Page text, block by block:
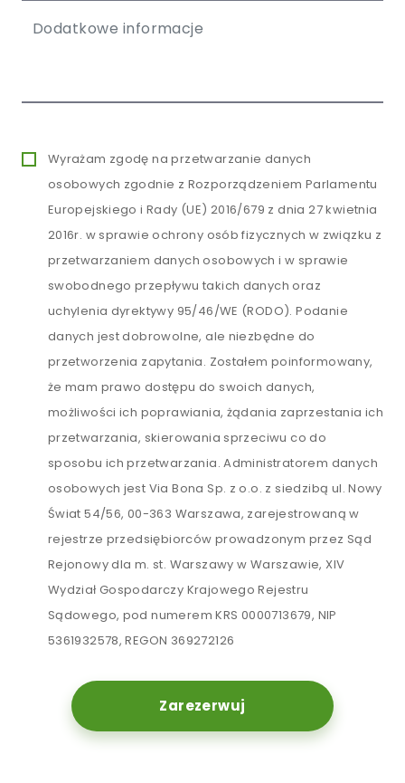
Wyrażam zgodę na przetwarzanie danych
osobowych zgodnie z Rozporządzeniem Parlamentu
Europejskiego i Rady (UE) 2016/679 z dnia 27 kwietnia
2016r. w sprawie ochrony osób fizycznych w związku z
przetwarzaniem danych osobowych i w sprawie
swobodnego przepływu takich danych oraz
uchylenia dyrektywy 95/46/WE (RODO). Podanie
danych jest dobrowolne, ale niezbędne do
przetworzenia zapytania. Zostałem poinformowany,
że mam prawo dostępu do swoich danych,
możliwości ich poprawiania, żądania zaprzestania ich
przetwarzania, skierowania sprzeciwu co do
sposobu ich przetwarzania. Administratorem danych
osobowych jest Via Bona Sp. z o.o. z siedzibą ul. Nowy
Świat 54/56, 00-363 Warszawa, zarejestrowaną w
rejestrze przedsiębiorców prowadzonym przez Sąd
Rejonowy dla m. st. Warszawy w Warszawie, XIV
Wydział Gospodarczy Krajowego Rejestru
Sądowego, pod numerem KRS 0000713679, NIP
5361932578, REGON 369272126
Zarezerwuj